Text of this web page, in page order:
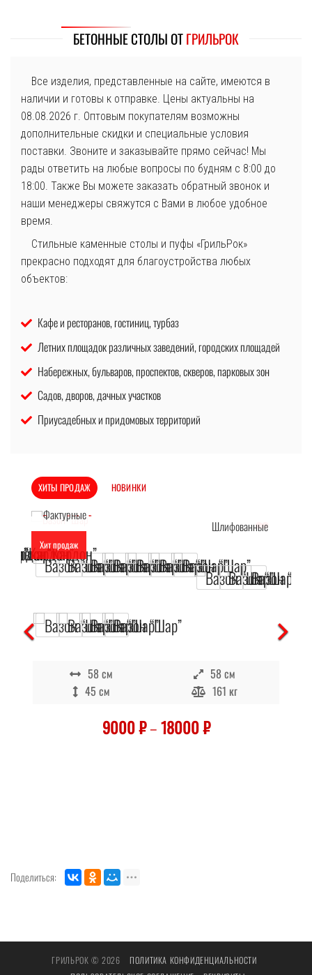
БЕТОННЫЕ СТОЛЫ ОТГРИЛЬРОК
Все изделия, представленные на сайте, имеются в
наличии и готовы к отправке. Цены актуальны на
08.08.2026 г. Оптовым покупателям возможны
дополнительные скидки и специальные условия
поставки. Звоните и заказывайте прямо сейчас! Мы
рады ответить на любые вопросы по будням с 8:00 до
18:00. Также Вы можете заказать обратный звонок и
наши менеджеры свяжутся с Вами в любое удобное
время.
Стильные каменные столы и пуфы «ГрильРок»
прекрасно подходят для благоустройства любых
объектов:
Кафе и ресторанов, гостиниц, турбаз
Летних площадок различных заведений, городских площадей
Набережных, бульваров, проспектов, скверов, парковых зон
Садов, дворов, дачных участков
Приусадебных и придомовых территорий
ХИТЫ ПРОДАЖ НОВИНКИ
Хит продаж
В наличии
58 см
58 см
45 см
161 кг
9000₽–18000₽
Поделиться:
ГРИЛЬРОК © 2026
ПОЛИТИКА КОНФИДЕНЦИАЛЬНОСТИ